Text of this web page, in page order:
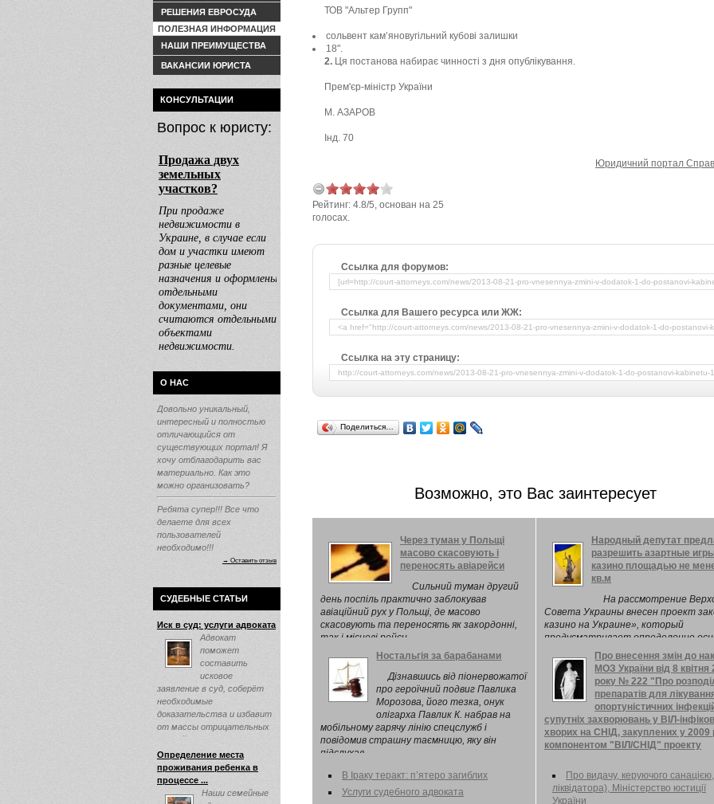
РЕШЕНИЯ ЕВРОСУДА
ПОЛЕЗНАЯ ИНФОРМАЦИЯ
НАШИ ПРЕИМУЩЕСТВА
ВАКАНСИИ ЮРИСТА
КОНСУЛЬТАЦИИ
Вопрос к юристу:
О НАС
Довольно уникальный,
интересный и полностью
отличающийся от
существующих портал! Я
хочу отблагодарить вас
материально. Как это
можно организовать?
Ребята супер!!! Все что
делаете для всех
пользователей
необходимо!!!
→ Оставить отзыв
СУДЕБНЫЕ СТАТЬИ
Иск в суд: услуги адвоката
Адвокат
поможет
составить
исковое
заявление в суд, соберёт
необходимые
доказательства и избавит
от массы отрицательных
эмоций ...
Определение места
проживания ребенка в
процессе ...
Наши семейные
ТОВ "Альтер Групп"
сольвент кам’яновугільний кубові залишки
18".
2. Ця постанова набирає чинності з дня опублікування.
Прем'єр-міністр України
М. АЗАРОВ
Інд. 70
Юридичний портал
Рейтинг: 4.8/5, основан на 25
голосах.
Ссылка для форумов:
Ссылка для Вашего ресурса или ЖЖ:
Ссылка на эту страницу:
Поделиться…
Возможно, это Вас заинтересует
Через туман у Польщі
масово скасовують і
переносять авіарейси
Сильний туман другий
день поспіль практично заблокував
авіаційний рух у Польщі, де масово
скасовують та переносять як закордонні,
так і місцеві рейси.
Ностальгія за барабанами
Дізнавшись від піонервожатої
про героїчний подвиг Павлика
Морозова, його тезка, онук
олігарха Павлик К. набрав на
мобільному гарячу лінію спецслужб і
повідомив страшну таємницю, яку він
підслухав ...
В Іраку теракт: п’ятеро загиблих
Услуги судебного адвоката
Народный депутат
разрешить азартные
казино площадью не
кв.м
На рассмотрение
Совета Украины внесен проект
казино на Украине», который
предусматривает определение
признаков азартных игр. В
с законопроектом, разрешается ...
Про внесення змін до
МОЗ України від 8 квітня
року № 222 "Про
препаратів для
опортуністичних
супутніх захворювань у ВІЛ-
хворих на СНІД, закуплених у 2009
компонентом "ВІЛ/СНІД" проекту
СНІДом в Україні" (із змінами),
Міністерство охорони здоров'я
Про видачу, керуючого санацією,
ліквідатора), Міністерство юстиції
України